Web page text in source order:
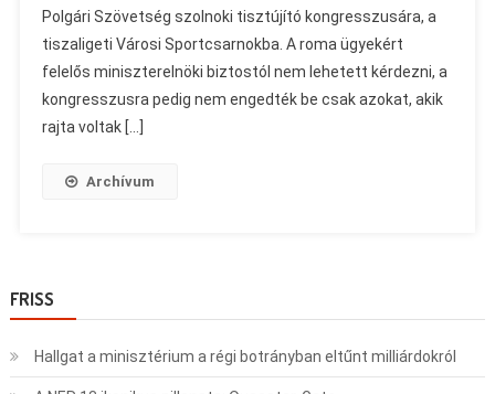
Polgári Szövetség szolnoki tisztújító kongresszusára, a
tiszaligeti Városi Sportcsarnokba. A roma ügyekért
felelős miniszterelnöki biztostól nem lehetett kérdezni, a
kongresszusra pedig nem engedték be csak azokat, akik
rajta voltak […]
Archívum
FRISS
Hallgat a minisztérium a régi botrányban eltűnt milliárdokról